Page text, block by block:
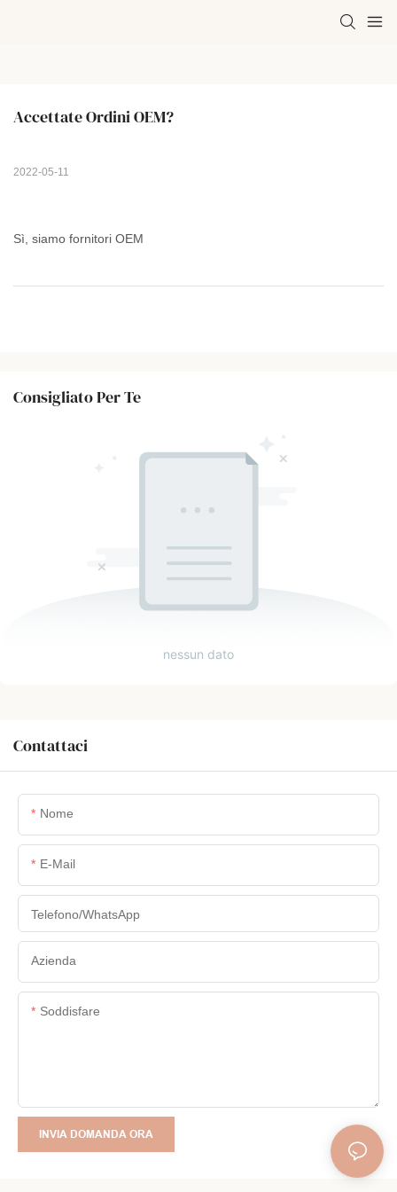
Accettate Ordini OEM?
2022-05-11
Sì, siamo fornitori OEM
Consigliato Per Te
nessun dato
Contattaci
Nome
E-Mail
Telefono/WhatsApp
Azienda
Soddisfare
INVIA DOMANDA ORA